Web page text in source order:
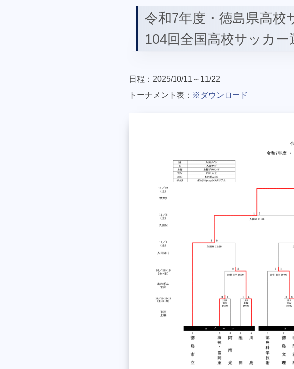
令和7年度・徳島県高校
104回全国高校サッカ
日程：2025/10/11～11/22
トーナメント表： ※ダウンロード